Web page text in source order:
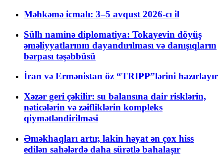
Məhkəmə icmalı: 3–5 avqust 2026-cı il
Sülh naminə diplomatiya: Tokayevin döyüş
əməliyyatlarının dayandırılması və danışıqların
bərpası təşəbbüsü
İran və Ermənistan öz “TRIPP”lərini hazırlayır
Xəzər geri çəkilir: su balansına dair risklərin,
nəticələrin və zəifliklərin kompleks
qiymətləndirilməsi
Əməkhaqları artır, lakin həyat ən çox hiss
edilən sahələrdə daha sürətlə bahalaşır